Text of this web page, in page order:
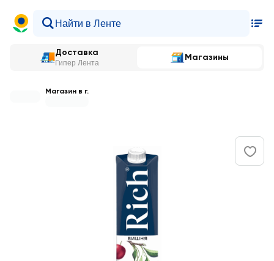
Доставка
Гипер Лента
Магазины
Магазин в г.